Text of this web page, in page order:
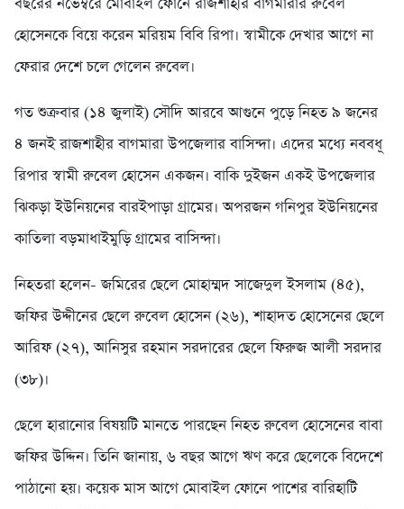
বছরের নভেম্বরে মোবাইল ফোনে রাজশাহীর বাগমারার রুবেল
হোসেনকে বিয়ে করেন মরিয়ম বিবি রিপা। স্বামীকে দেখার আগে না
ফেরার দেশে চলে গেলেন রুবেল।
গত শুক্রবার (১৪ জুলাই) সৌদি আরবে আগুনে পুড়ে নিহত ৯ জনের
৪ জনই রাজশাহীর বাগমারা উপজেলার বাসিন্দা। এদের মধ্যে নববধূ
রিপার স্বামী রুবেল হোসেন একজন। বাকি দুইজন একই উপজেলার
ঝিকড়া ইউনিয়নের বারইপাড়া গ্রামের। অপরজন গনিপুর ইউনিয়নের
কাতিলা বড়মাধাইমুড়ি গ্রামের বাসিন্দা।
নিহতরা হলেন- জমিরের ছেলে মোহাম্মদ সাজেদুল ইসলাম (৪৫),
জফির উদ্দীনের ছেলে রুবেল হোসেন (২৬), শাহাদত হোসেনের ছেলে
আরিফ (২৭), আনিসুর রহমান সরদারের ছেলে ফিরুজ আলী সরদার
(৩৮)।
ছেলে হারানোর বিষয়টি মানতে পারছেন নিহত রুবেল হোসেনের বাবা
জফির উদ্দিন। তিনি জানায়, ৬ বছর আগে ঋণ করে ছেলেকে বিদেশে
পাঠানো হয়। কয়েক মাস আগে মোবাইল ফোনে পাশের বারিহাটি